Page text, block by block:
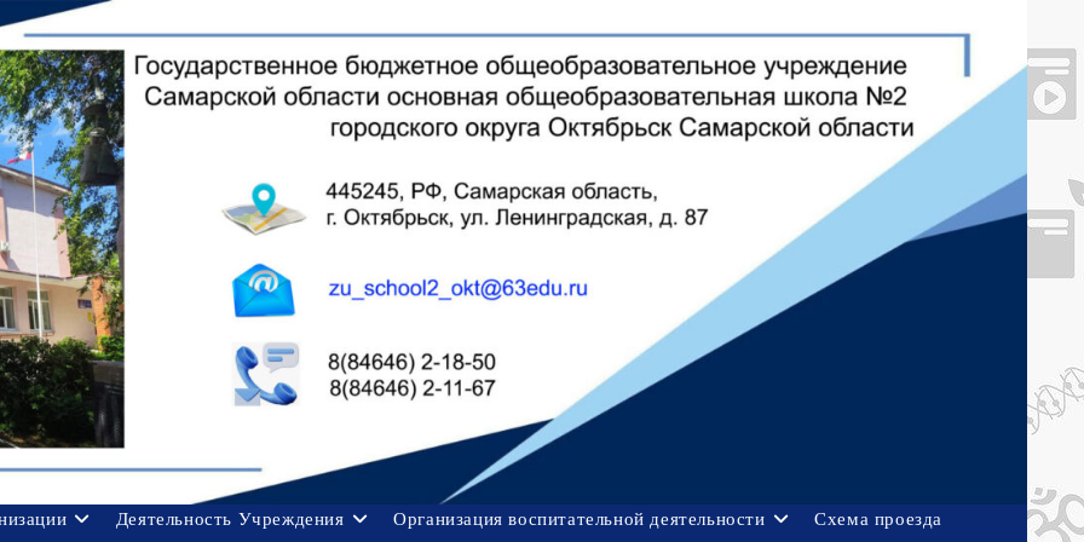
Деятельность Учреждения Организация воспитательной деятельности
Схема проезда